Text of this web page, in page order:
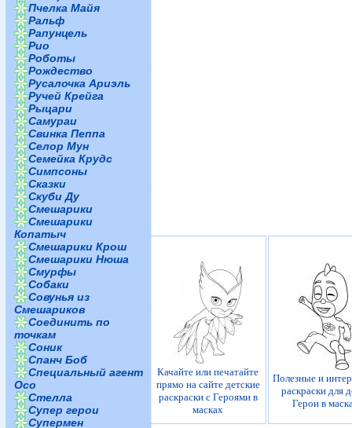
Пчелка Майя
Ральф
Рапунцель
Рио
Роботы
Рождество
Русалочка Ариэль
Ручей Крейга
Рыцари
Самураи
Свинка Пеппа
Селор Мун
Семейка Крудс
Симпсоны
Сказки
Скуби Ду
Смешарики
Смешарики
Копатыч
Смешарики Крош
Смешарики Нюша
Смурфы
Собаки
Совунья из
Смешариков
Соединить по
точкам
Соник
Спанч Боб
Специальный агент
Осо
Стелла
Супер герои
Супермен
Качайте или печатайте
прямо на сайте детские
раскраски с Героями в
масках
Полезные и
раскраски для
Герои в